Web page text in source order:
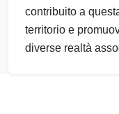
contribuito a
territorio e
diverse realtà